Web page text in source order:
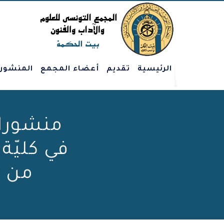
الرئيسية تقديم أعضاء المجمع
في كليّة
من 29 نوفمبر إلى 03 ديسمبر 2021